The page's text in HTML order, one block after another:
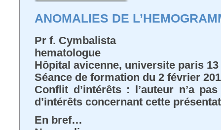
ANOMALIES DE
Pr f. Cymbalista
hematologue
Hôpital avicenne, universite paris 13
Séance de formation du 2 février
Conflit d’intérêts : l’auteur n’a
d’intérêts concernant cette
En bref…